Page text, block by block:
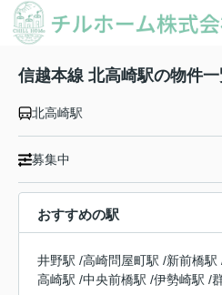
信越本線 北高崎駅の物件
北高崎駅
募集中
おすすめの駅
井野駅 /高崎問屋町駅 /新前橋駅
高崎駅 /中央前橋駅 /伊勢崎駅 /